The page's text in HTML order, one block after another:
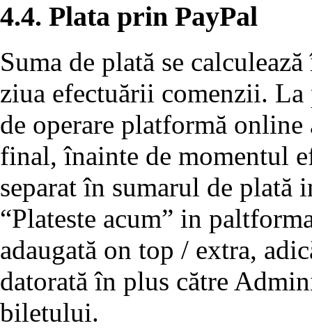
4.4. Plata prin PayPal
Suma de plată se
ziua efectuării comenzii. La
de operare platformă
final, înainte de momentul
separat în sumarul de plată
“Plateste acum” in
adaugată on top / extra,
datorată în plus către
biletului.